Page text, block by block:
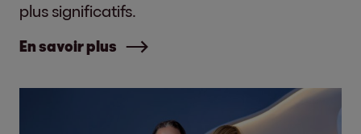
plus significatifs.
En savoir plus